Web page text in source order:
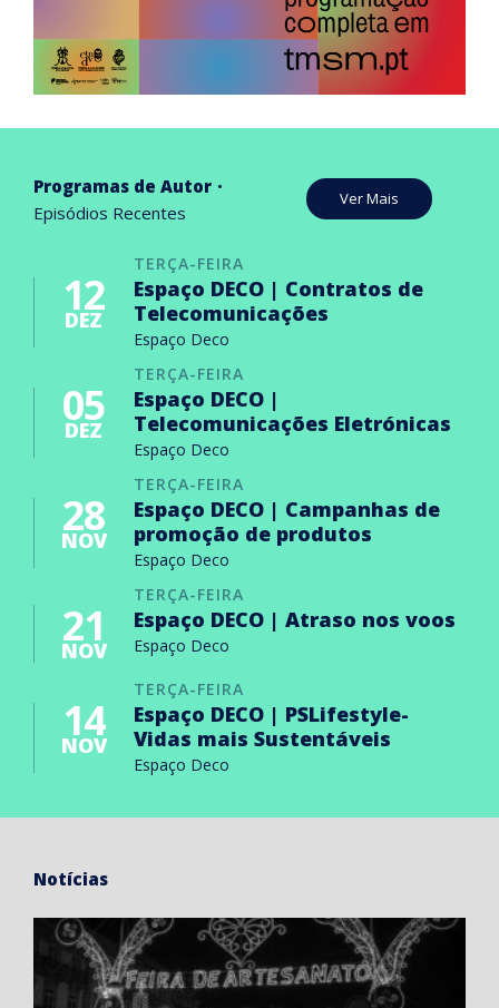
Programas de Autor
Episódios Recentes
Ver Mais
TERÇA-FEIRA
12
DEZ
Espaço DECO | Contratos de
Telecomunicações
Espaço Deco
TERÇA-FEIRA
05
DEZ
Espaço DECO |
Telecomunicações Eletrónicas
Espaço Deco
TERÇA-FEIRA
28
NOV
Espaço DECO | Campanhas de
promoção de produtos
Espaço Deco
TERÇA-FEIRA
21
NOV
Espaço DECO | Atraso nos voos
Espaço Deco
TERÇA-FEIRA
14
NOV
Espaço DECO | PSLifestyle-
Vidas mais Sustentáveis
Espaço Deco
Notícias